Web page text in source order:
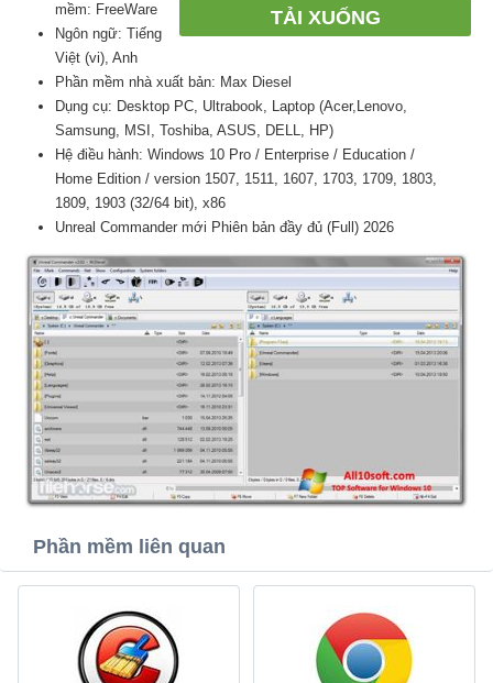
TẢI XUỐNG
mềm: FreeWare
Ngôn ngữ: Tiếng
Việt (vi), Anh
Phần mềm nhà xuất bản: Max Diesel
Dụng cụ: Desktop PC, Ultrabook, Laptop (Acer,Lenovo,
Samsung, MSI, Toshiba, ASUS, DELL, HP)
Hệ điều hành: Windows 10 Pro / Enterprise / Education /
Home Edition / version 1507, 1511, 1607, 1703, 1709, 1803,
1809, 1903 (32/64 bit), x86
Unreal Commander mới Phiên bản đầy đủ (Full) 2026
Phần mềm liên quan